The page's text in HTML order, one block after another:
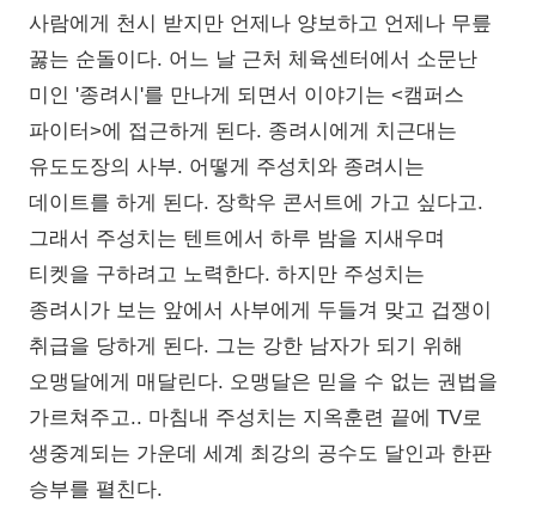
사람에게 천시 받지만 언제나 양보하고 언제나 무릎
꿇는 순돌이다. 어느 날 근처 체육센터에서 소문난
미인 '종려시'를 만나게 되면서 이야기는 <캠퍼스
파이터>에 접근하게 된다. 종려시에게 치근대는
유도도장의 사부. 어떻게 주성치와 종려시는
데이트를 하게 된다. 장학우 콘서트에 가고 싶다고.
그래서 주성치는 텐트에서 하루 밤을 지새우며
티켓을 구하려고 노력한다. 하지만 주성치는
종려시가 보는 앞에서 사부에게 두들겨 맞고 겁쟁이
취급을 당하게 된다. 그는 강한 남자가 되기 위해
오맹달에게 매달린다. 오맹달은 믿을 수 없는 권법을
가르쳐주고.. 마침내 주성치는 지옥훈련 끝에 TV로
생중계되는 가운데 세계 최강의 공수도 달인과 한판
승부를 펼친다.